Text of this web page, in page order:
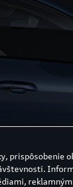
prispôsobenie